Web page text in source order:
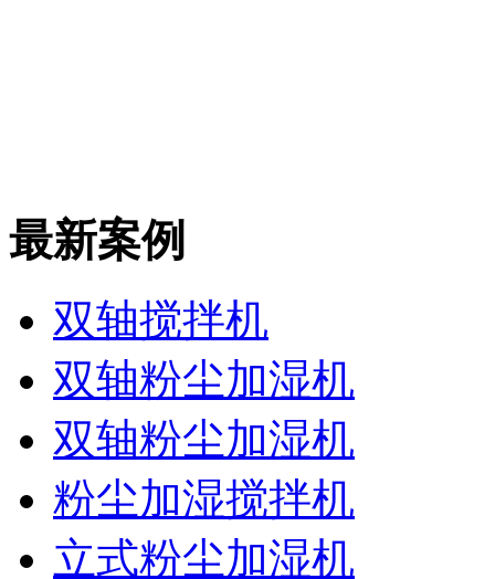
最新案例
双轴搅拌机
双轴粉尘加湿机
双轴粉尘加湿机
粉尘加湿搅拌机
立式粉尘加湿机